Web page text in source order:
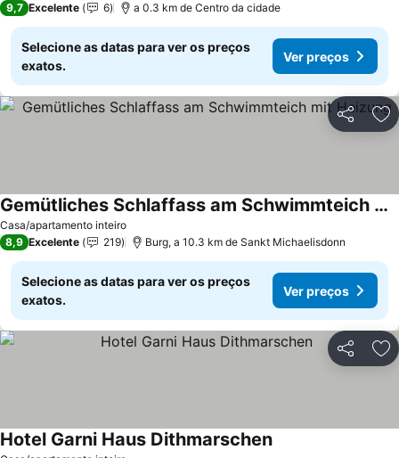
9,7 Excelente 6 a 0.3 km de Centro da cidade
Selecione as datas para ver os preços
exatos.
Ver preços
Partilhar
Casa/apartamento inteiro
Gemütliches Schlaffass am Schwimmteich mit Heizung
8,9 Excelente 219 Burg, a 10.3 km de Sankt Michaelisdonn
Selecione as datas para ver os preços
exatos.
Ver preços
Partilhar
Hotel Garni Haus Dithmarschen